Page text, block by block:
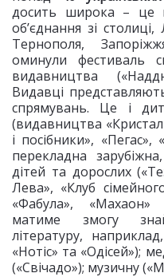
досить широка – це
об’єднання зі
Тернополя,
оминули фестиваль
видавництва
Видавці
спрямувань. Це і
(видавництва
і посібники»,
перекладна
дітей та дорослих
Лева», «Клуб
«Фабула»,
матиме змогу
літературу,
«Нотіс» та «Одісей»);
(«Свічадо»); музичну